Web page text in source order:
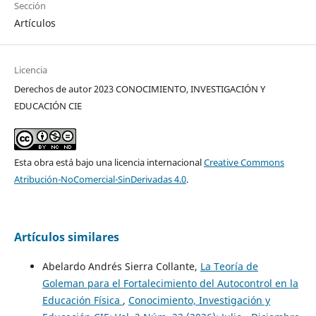
Sección
Artículos
Licencia
Derechos de autor 2023 CONOCIMIENTO, INVESTIGACIÓN Y
EDUCACIÓN CIE
Esta obra está bajo una licencia internacionalCreative Commons
Atribución-NoComercial-SinDerivadas 4.0.
Artículos similares
Abelardo Andrés Sierra Collante, La Teoría de
Goleman para el Fortalecimiento del Autocontrol en la
Educación Física , Conocimiento, Investigación y